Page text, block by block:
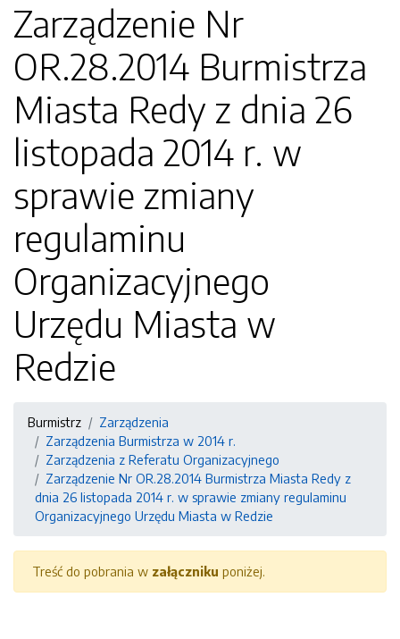
Zarządzenie Nr
OR.28.2014 Burmistrza
Miasta Redy z dnia 26
listopada 2014 r. w
sprawie zmiany
regulaminu
Organizacyjnego
Urzędu Miasta w
Redzie
Burmistrz
Zarządzenia
Zarządzenia Burmistrza w 2014 r.
Zarządzenia z Referatu Organizacyjnego
Zarządzenie Nr OR.28.2014 Burmistrza Miasta Redy z
dnia 26 listopada 2014 r. w sprawie zmiany regulaminu
Organizacyjnego Urzędu Miasta w Redzie
Treść do pobrania w załączniku poniżej.